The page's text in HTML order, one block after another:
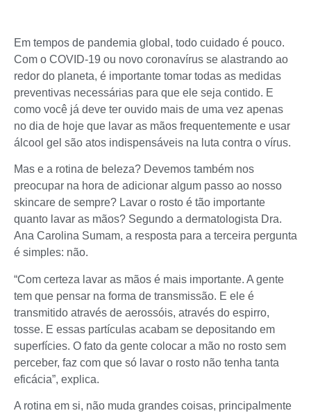
Em tempos de pandemia global, todo cuidado é pouco.
Com o COVID-19 ou novo coronavírus se alastrando ao
redor do planeta, é importante tomar todas as medidas
preventivas necessárias para que ele seja contido. E
como você já deve ter ouvido mais de uma vez apenas
no dia de hoje que lavar as mãos frequentemente e usar
álcool gel são atos indispensáveis na luta contra o vírus.
Mas e a rotina de beleza? Devemos também nos
preocupar na hora de adicionar algum passo ao nosso
skincare de sempre? Lavar o rosto é tão importante
quanto lavar as mãos? Segundo a dermatologista Dra.
Ana Carolina Sumam, a resposta para a terceira pergunta
é simples: não.
“Com certeza lavar as mãos é mais importante. A gente
tem que pensar na forma de transmissão. E ele é
transmitido através de aerossóis, através do espirro,
tosse. E essas partículas acabam se depositando em
superfícies. O fato da gente colocar a mão no rosto sem
perceber, faz com que só lavar o rosto não tenha tanta
eficácia”, explica.
A rotina em si, não muda grandes coisas, principalmente